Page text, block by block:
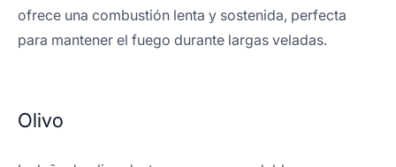
ofrece una combustión lenta y sostenida, perfecta
para mantener el fuego durante largas veladas.
Olivo